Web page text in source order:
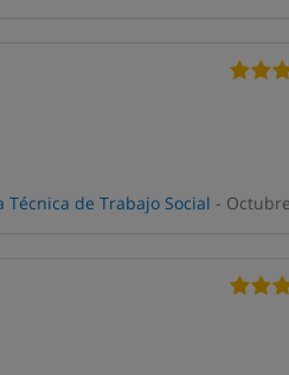
Técnica de Trabajo Social -